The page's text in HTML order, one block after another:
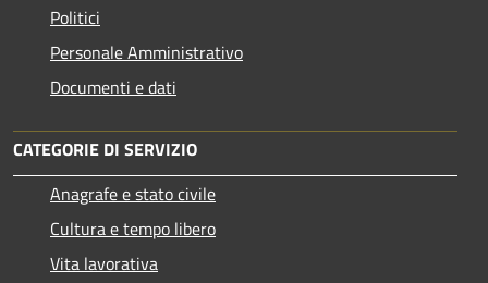
Politici
Personale Amministrativo
Documenti e dati
CATEGORIE DI SERVIZIO
Anagrafe e stato civile
Cultura e tempo libero
Vita lavorativa